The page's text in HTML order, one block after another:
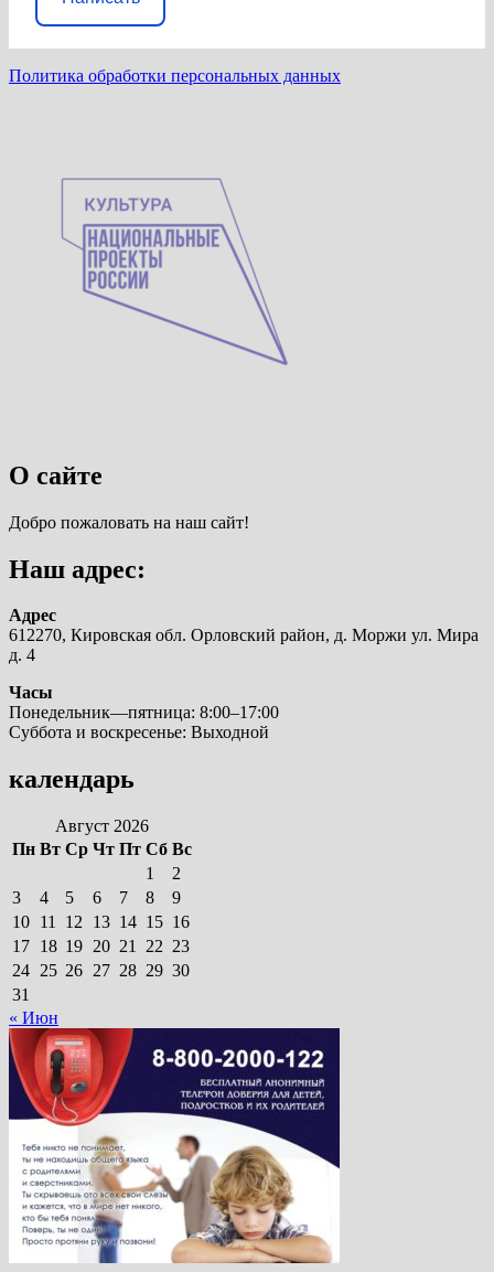
Политика обработки персональных данных
О сайте
Добро пожаловать на наш сайт!
Наш адрес:
Адрес
612270, Кировская обл. Орловский район, д. Моржи ул. Мира
д. 4
Часы
Понедельник—пятница: 8:00–17:00
Суббота и воскресенье: Выходной
календарь
Август 2026
Пн Вт Ср Чт Пт Сб Вс
1
2
3
4 5 6 7 8
9
10 11 12 13 14 15 16
17 18 19 20 21 22 23
24 25 26 27 28 29 30
31
« Июн